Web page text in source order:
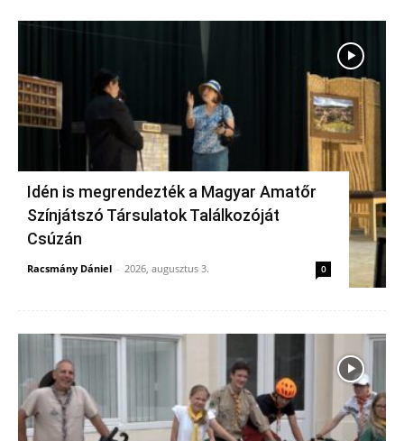
Idén is megrendezték a Magyar Amatőr
Színjátszó Társulatok Találkozóját
Csúzán
Racsmány Dániel - 2026, augusztus 3. 0